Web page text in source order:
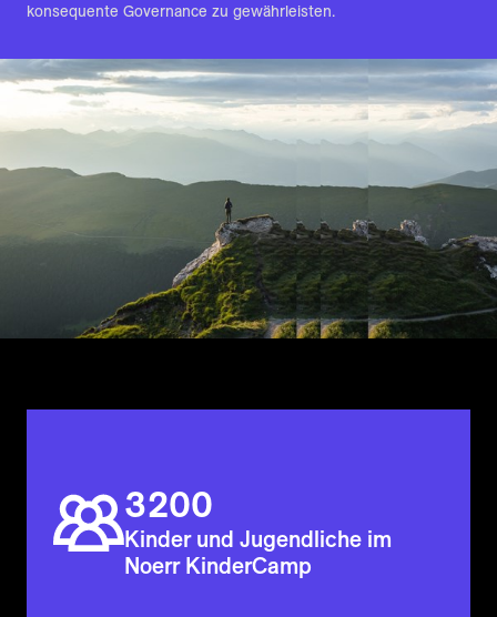
konsequente Governance zu gewährleisten.
3200
Kinder und Jugendliche im
Noerr KinderCamp